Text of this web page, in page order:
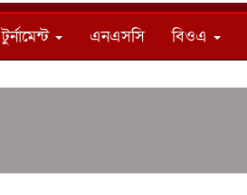
টুর্নামেন্ট এনএসসি বিওএ